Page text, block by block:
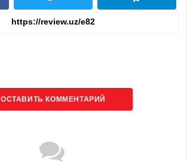
ОСТАВИТЬ КОММЕНТАРИЙ